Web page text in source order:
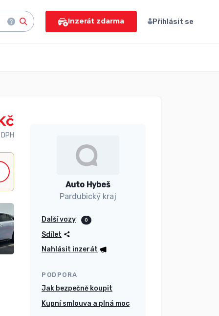
Inzerát zdarma Přihlásit se
Auto Hybeš
Pardubický kraj
Další vozy 0
Sdílet
Nahlásit inzerát
PODPORA
Jak bezpečně koupit
Kupní smlouva a plná moc